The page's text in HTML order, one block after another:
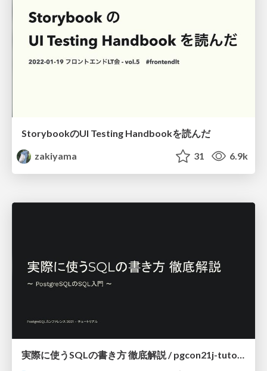
StorybookのUI Testing Handbookを読んだ
zakiyama
31 6.9k
実際に使うSQLの書き方 徹底解説 / pgcon21j-tutorial